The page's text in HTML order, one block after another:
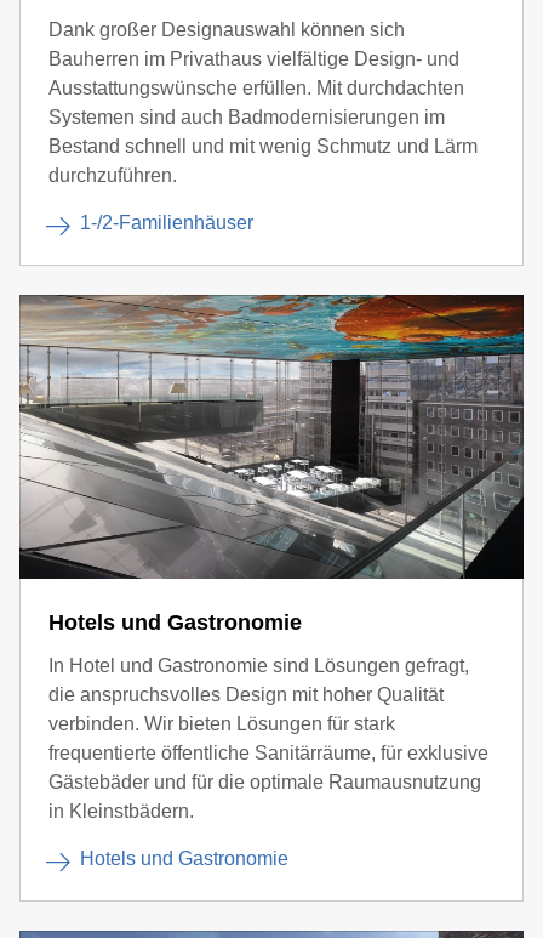
Dank großer Designauswahl können sich
Bauherren im Privathaus vielfältige Design- und
Ausstattungswünsche erfüllen. Mit durchdachten
Systemen sind auch Badmodernisierungen im
Bestand schnell und mit wenig Schmutz und Lärm
durchzuführen.
1-/2-Familienhäuser
Hotels und Gastronomie
In Hotel und Gastronomie sind Lösungen gefragt,
die anspruchsvolles Design mit hoher Qualität
verbinden. Wir bieten Lösungen für stark
frequentierte öffentliche Sanitärräume, für exklusive
Gästebäder und für die optimale Raumausnutzung
in Kleinstbädern.
Hotels und Gastronomie